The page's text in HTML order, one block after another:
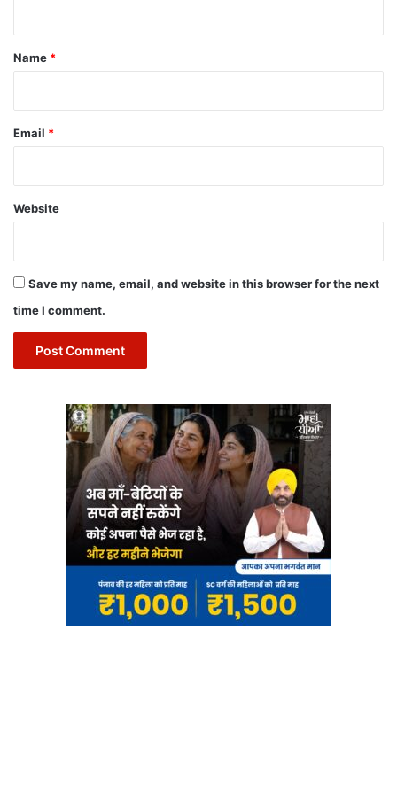
*
Name *
Email *
Website
Save my name, email, and website in this browser for the next
time I comment.